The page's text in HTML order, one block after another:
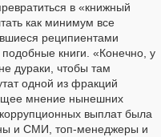
в «книжный
как минимум все
реципиентами
книги. «Конечно, у
дураки, чтобы там
одной из фракций
мнение нынешних
выплат была
и СМИ, топ-менеджеры и